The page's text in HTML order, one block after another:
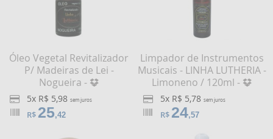
Óleo Vegetal Revitalizador
P/ Madeiras de Lei -
Nogueira -
5x R$ 5,98 sem juros
R$ 25,42
Limpador de Instrumentos
Musicais - LINHA LUTHERIA -
Limoneno / 120ml -
5x R$ 5,78 sem juros
R$ 24,57